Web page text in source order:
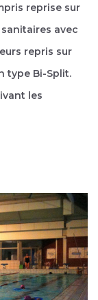
reprise sur
avec
repris sur
type Bi-Split.
les